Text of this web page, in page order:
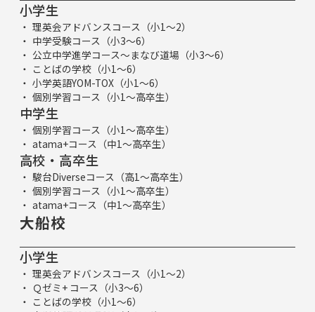
小学生
理英会アドバンスコース（小1～2）
中学受験コース（小3～6）
公立中学進学コース～まなび道場（小3～6）
ことばの学校（小1～6）
小学英語YOM-TOX（小1～6）
個別学習コース（小1～高卒生）
中学生
個別学習コース（小1～高卒生）
atama+コース（中1～高卒生）
高校・高卒生
駿台Diverseコース（高1～高卒生）
個別学習コース（小1～高卒生）
atama+コース（中1～高卒生）
大船校
小学生
理英会アドバンスコース（小1～2）
Ｑゼミ+ コース（小3～6）
ことばの学校（小1～6）